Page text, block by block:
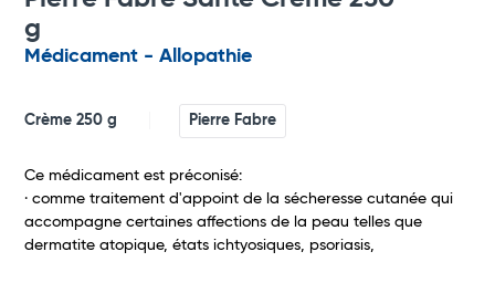
g
Médicament - Allopathie
Crème 250 g Pierre Fabre
Ce médicament est préconisé:
· comme traitement d'appoint de la sécheresse cutanée qui
accompagne certaines affections de la peau telles que
dermatite atopique, états ichtyosiques, psoriasis,